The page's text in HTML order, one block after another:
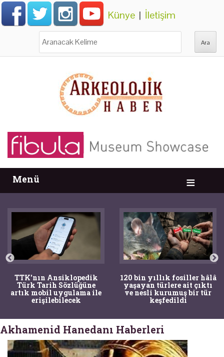
Künye | İletişim
Menü
TTK'nın Ansiklopedik
Türk Tarih Sözlüğüne
artık mobil uygulama ile
erişilebilecek
120 bin yıllık fosiller hâlâ
yaşayan türlere ait çıktı
ve nesli kurumuş bir tür
keşfedildi
Akhamenid Hanedanı Haberleri